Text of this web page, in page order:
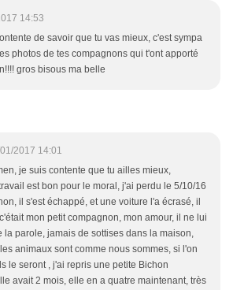
14:53
de savoir que tu vas mieux, c'est sympa
photos de tes compagnons qui t'ont apporté
gros bisous ma belle
2017 14:01
je suis contente que tu ailles mieux,
est bon pour le moral, j'ai perdu le 5/10/16
il s'est échappé, et une voiture l'a écrasé, il
mon petit compagnon, mon amour, il ne lui
la parole, jamais de sottises dans la maison,
animaux sont comme nous sommes, si l'on
le seront , j'ai repris une petite Bichon
avait 2 mois, elle en a quatre maintenant, très